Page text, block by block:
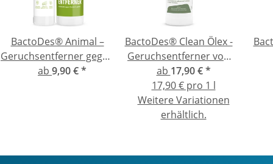
BactoDes® Animal –
Geruchsentferner gegen
Katzen- und Hundeurin
ab 9,90 €*
BactoDes® Clean Ölex -
Geruchsentferner von
Heizölgeruch und
Ölfleckenentferner
ab 17,90 €*
17,90 € pro 1 l
Weitere Variationen
erhältlich.